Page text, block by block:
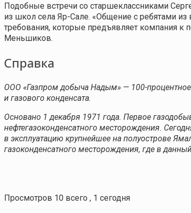
Подобные встречи со старшеклассниками
из школ села Яр-Сале. «Общение с ребятами
требования, которые предъявляет компания к
Меньшиков.
Справка
ООО «Газпром добыча Надым» — 100-процентное
и газового конденсата.
Основано 1 декабря 1971 года. Первое
нефтегазоконденсатного месторождения.
в эксплуатацию крупнейшее на полуострове
газоконденсатного месторождения, где в
Просмотров 10 всего , 1 сегодня